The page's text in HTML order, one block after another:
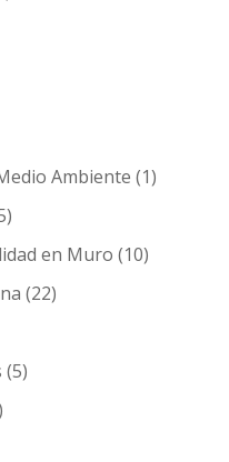
Ambiente (1)
en Muro (10)
(22)
(5)